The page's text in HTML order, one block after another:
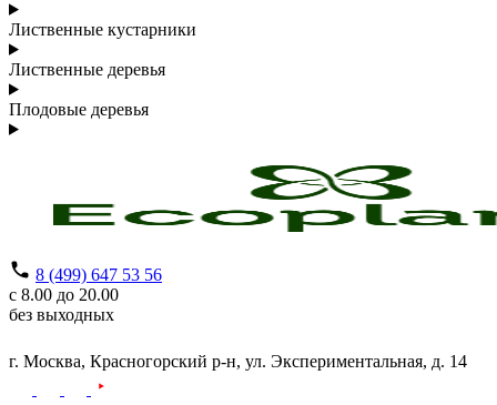
Лиственные кустарники
Лиственные деревья
Плодовые деревья
8 (499) 647 53 56
с 8.00 до 20.00
без выходных
г. Москва, Красногорский р-н, ул. Экспериментальная, д. 14